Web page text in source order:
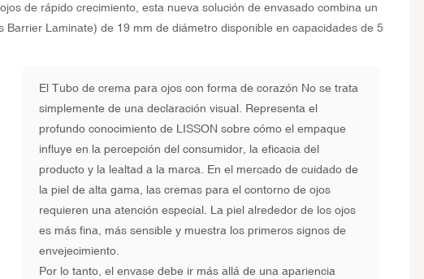
de rápido crecimiento, esta nueva solución de envasado combina un
Laminate) de 19 mm de diámetro disponible en capacidades de 5
El Tubo de crema para ojos con forma de corazón No se trata
simplemente de una declaración visual. Representa el
profundo conocimiento de LISSON sobre cómo el empaque
influye en la percepción del consumidor, la eficacia del
producto y la lealtad a la marca. En el mercado de cuidado de
la piel de alta gama, las cremas para el contorno de ojos
requieren una atención especial. La piel alrededor de los ojos
es más fina, más sensible y muestra los primeros signos de
envejecimiento.
Por lo tanto, el envase debe ir más allá de una apariencia